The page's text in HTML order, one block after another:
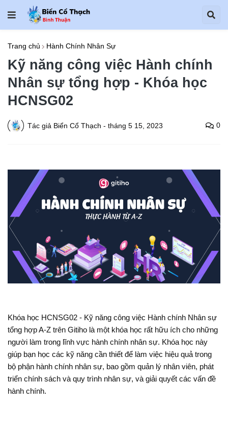
Trang chủ Hành Chính Nhân Sự
Kỹ năng công việc Hành chính
Nhân sự tổng hợp - Khóa học
HCNSG02
Tác giả Biển Cổ Thạch - tháng 5 15, 2023 0
Khóa học HCNSG02 - Kỹ năng công việc Hành chính Nhân sự
tổng hợp A-Z trên Gitiho là một khóa học rất hữu ích cho những
người làm trong lĩnh vực hành chính nhân sự. Khóa học này
giúp bạn học các kỹ năng cần thiết để làm việc hiệu quả trong
bộ phận hành chính nhân sự, bao gồm quản lý nhân viên, phát
triển chính sách và quy trình nhân sự, và giải quyết các vấn đề
hành chính.